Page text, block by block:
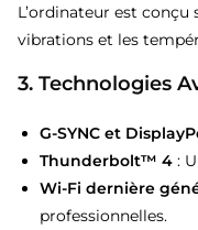
L’ordinateur est conçu
vibrations et les
3. Technologies
G-SYNC et
Thunderbolt™ 4 :
Wi-Fi dernière
professionnelles.